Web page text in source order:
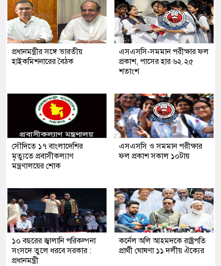
প্রধানমন্ত্রীর সঙ্গে ভারতীয়
হাইকমিশনারের বৈঠক
এসএসসি-সমমান পরীক্ষার ফল
প্রকাশ, পাসের হার ৬২.২৫
শতাংশ
সৌ‌দিতে ১৭ বাংলাদেশির
মৃত্যুতে প্রবাসীকল্যাণ
মন্ত্রণালয়ের শোক
এসএসসি ও সমমান পরীক্ষার
ফল প্রকাশ সকাল ১০টায়
১০ বছরের জ্বালানি পরিকল্পনা
সংসদে তুলে ধরবে সরকার :
প্রধানমন্ত্রী
কর্নেল অলি আহমদকে রাষ্ট্রপতি
প্রার্থী ঘোষণা ১১ দলীয় ঐক্যের